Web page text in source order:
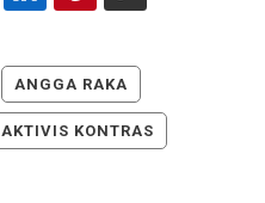
ANGGA RAKA
AKTIVIS KONTRAS